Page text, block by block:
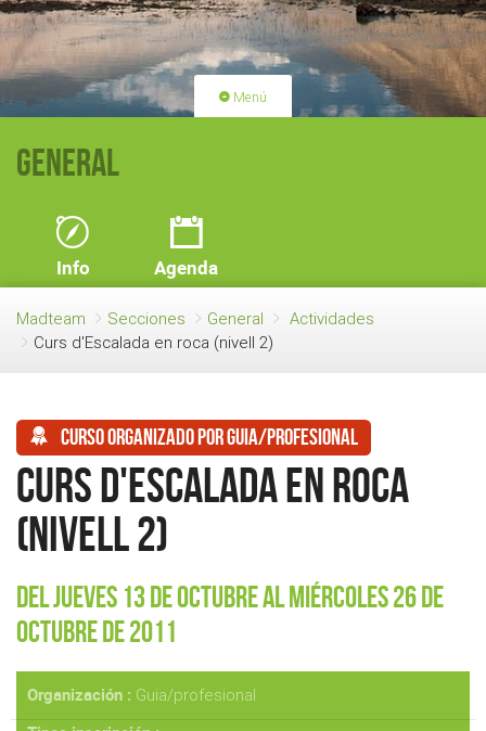
Menú
HAZTE SOCIO
General
Info Agenda
Madteam Secciones General
Actividades
Curs d'Escalada en roca (nivell 2)
Curso organizado por guia/profesional
Curs d'Escalada en roca
(nivell 2)
Del Jueves 13 de Octubre al Miércoles 26 de
Octubre de 2011
Organización : Guia/profesional